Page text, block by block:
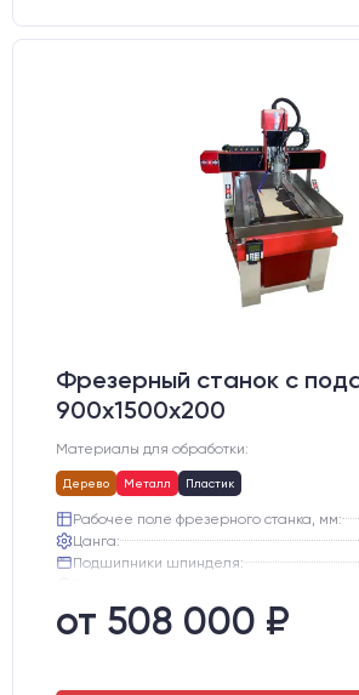
Фрезерный станок с
900х1500х200
Материалы для обработки:
Дерево Металл Пластик
Рабочее поле фрезерного станка, мм:
Цанга:
Подшипники шпинделя:
Двигатели:
от 508 000 ₽